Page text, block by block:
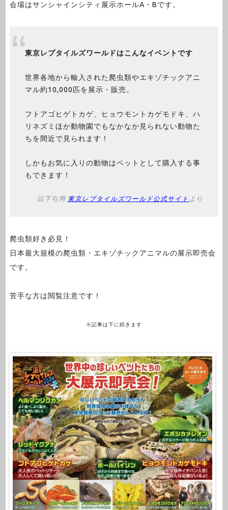
会場はサンシャインシティ展示ホールA・Bです。
東京レプタイルズワールドはこんなイベントです
世界各地から輸入された爬虫類やエキゾチックアニ
マル約10,000匹を展示・販売。
フトアゴヒゲトカゲ、ヒョウモントカゲモドキ、ハ
リネズミほか動物園でもなかなか見られない動物た
ちを間近で見られます！
しかもお気に入りの動物はペットとして購入する事
もできます！
以下引用 東京レプタイルズワールド公式サイト より
爬虫類好き必見！
日本最大規模の爬虫類・エキゾチックアニマルの展示即売会
です。
苦手な方は閲覧注意です！
※記事は下に続きます